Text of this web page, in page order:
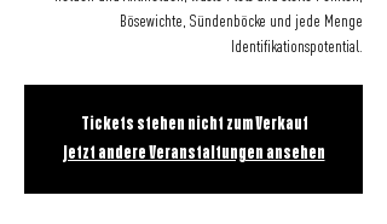
Bösewichte, Sündenböcke und jede Menge
Identifikationspotential.
Tickets stehen nicht zum Verkauf
Jetzt andere Veranstaltungen ansehen